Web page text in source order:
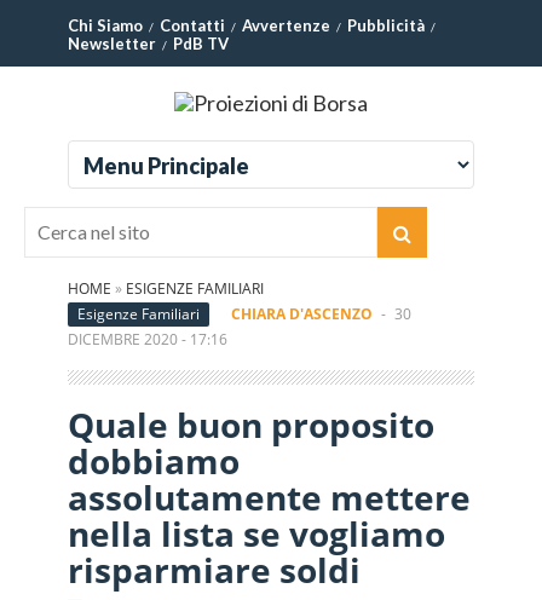
Chi Siamo Contatti Avvertenze
Pubblicità
Newsletter
PdB TV
HOME » ESIGENZE FAMILIARI
Esigenze Familiari
CHIARA D'ASCENZO - 30
DICEMBRE 2020 - 17:16
Quale buon proposito
dobbiamo
assolutamente mettere
nella lista se vogliamo
risparmiare soldi